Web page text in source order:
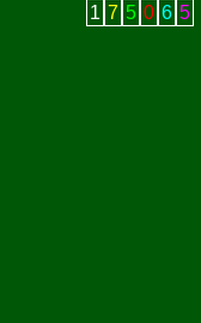
1 7 5 0 6 5